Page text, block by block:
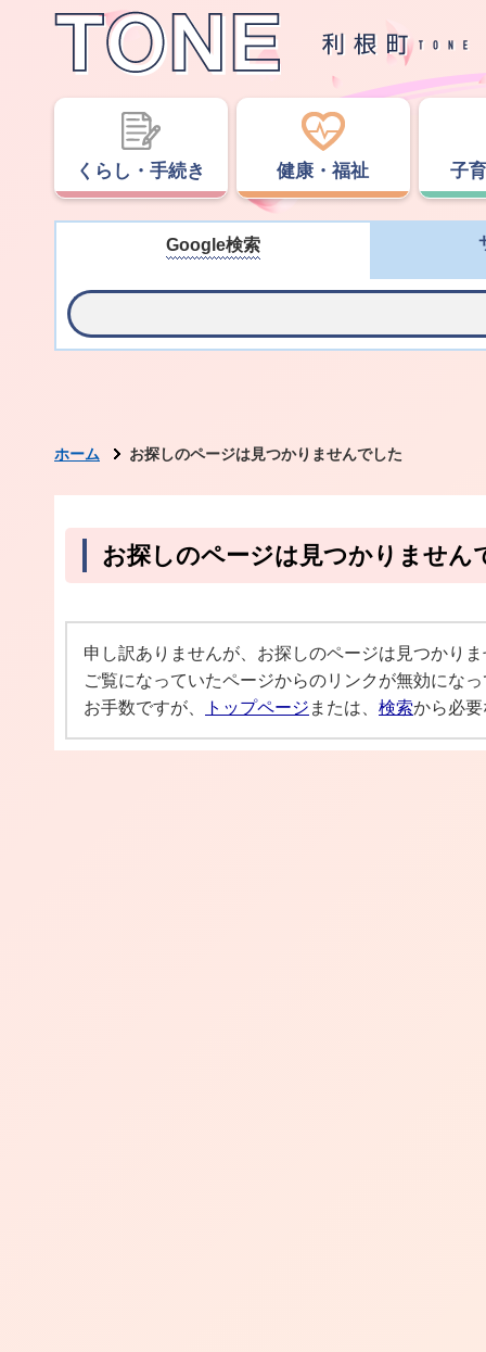
くらし・手続き 健康・福祉 子
Google検索
ホーム お探しのページは見つかりませんでした
お探しのページは見つかりません
申し訳ありませんが、お探しのページは見つかり
ご覧になっていたページからのリンクが無効にな
お手数ですが、
トップページ または、 検索から必